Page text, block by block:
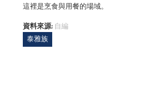
這裡是烹食與用餐的場域。
資料來源: 自編
泰雅族